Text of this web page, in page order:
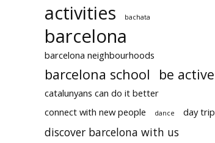
activities bachata
barcelona
barcelona neighbourhoods
barcelona school be active
catalunyans can do it better
connect with new people
dance day trip
discover barcelona with us